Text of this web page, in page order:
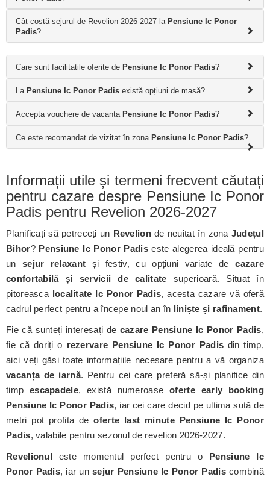
Cât costă sejurul de Revelion 2026-2027 la Pensiune Ic Ponor
Padis?
Care sunt facilitatile oferite de Pensiune Ic Ponor Padis?
La Pensiune Ic Ponor Padis există opțiuni de masă?
Accepta vouchere de vacanta Pensiune Ic Ponor Padis?
Ce este recomandat de vizitat în zona Pensiune Ic Ponor Padis?
Informații utile și termeni frecvent căutați
pentru cazare despre Pensiune Ic Ponor
Padis pentru Revelion 2026-2027
Planificați să petreceți un Revelionde neuitat în zona Județul
Bihor? Pensiune Ic Ponor Padiseste alegerea ideală pentru
un sejur relaxant și festiv, cu opțiuni variate decazare
confortabilăși servicii de calitate superioară. Situat în
pitoreasca localitate Ic Ponor Padis, acesta cazare vă oferă
cadrul perfect pentru a începe noul an în liniște și rafinament.
Fie că sunteți interesați de cazare Pensiune Ic Ponor Padis,
fie că doriți o rezervare Pensiune Ic Ponor Padis din timp,
aici veți găsi toate informațiile necesare pentru a vă organiza
vacanța de iarnă. Pentru cei care preferă să-și planifice din
timp escapadele, există numeroaseoferte early booking
Pensiune Ic Ponor Padis, iar cei care decid pe ultima sută de
metri pot profita deoferte last minute Pensiune Ic Ponor
Padis, valabile pentru sezonul de revelion 2026-2027.
Revelionul este momentul perfect pentru o Pensiune Ic
Ponor Padis, iar unsejur Pensiune Ic Ponor Padiscombină